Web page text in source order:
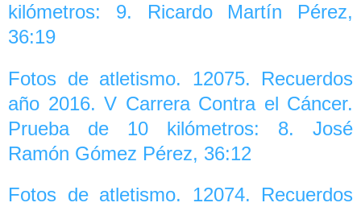
kilómetros: 9. Ricardo Martín Pérez,
36:19
Fotos de atletismo. 12075. Recuerdos
año 2016. V Carrera Contra el Cáncer.
Prueba de 10 kilómetros: 8. José
Ramón Gómez Pérez, 36:12
Fotos de atletismo. 12074. Recuerdos